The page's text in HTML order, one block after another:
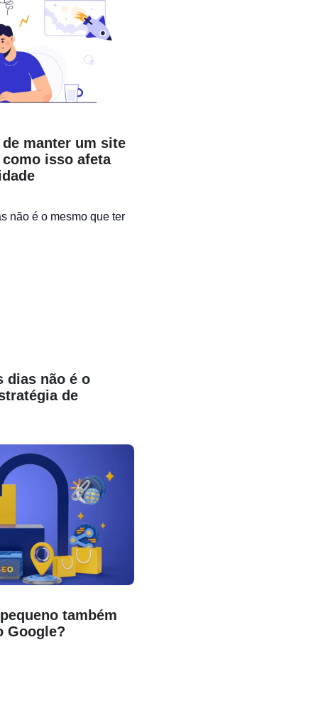
manter um site
isso afeta
dias não é o
de
também
Google?